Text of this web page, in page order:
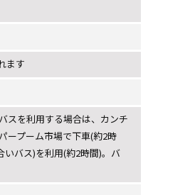
ます
スを利用する場合は、カンチ
ープーム市場で下車(約2時
いバス)を利用(約2時間)。バ